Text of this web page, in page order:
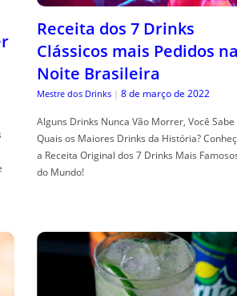
Receita dos 7 Drinks
Clássicos mais Pedidos
Noite Brasileira
Mestre dos Drinks | 8 de março de 2022
Alguns Drinks Nunca Vão Morrer, Você Sabe
Quais os Maiores Drinks da História?
a Receita Original dos 7 Drinks Mais
do Mundo!